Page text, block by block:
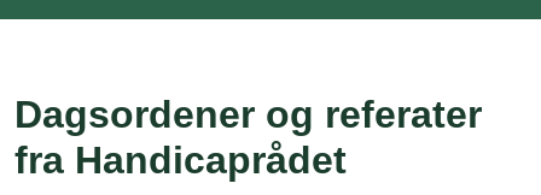
Dagsordener og referater
fra Handicaprådet